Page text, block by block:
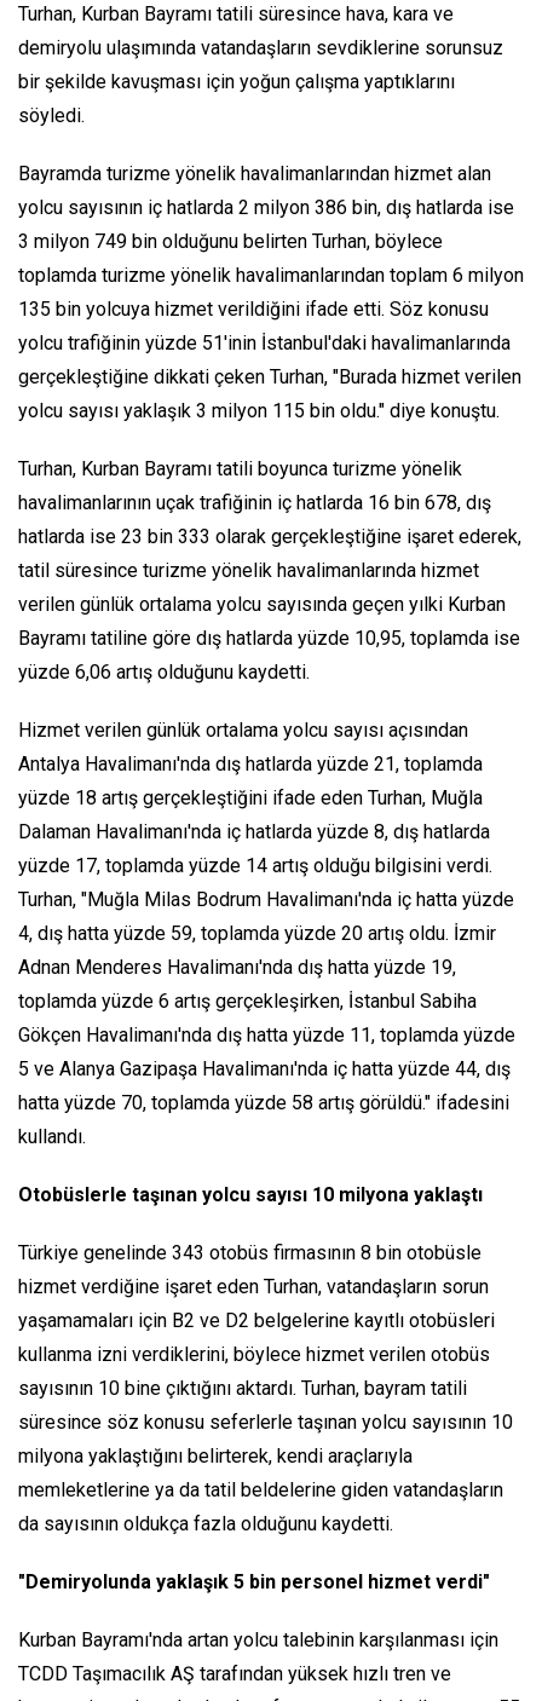
Turhan, Kurban Bayramı tatili süresince hava, kara ve
demiryolu ulaşımında vatandaşların sevdiklerine sorunsuz
bir şekilde kavuşması için yoğun çalışma yaptıklarını
söyledi.
Bayramda turizme yönelik havalimanlarından hizmet alan
yolcu sayısının iç hatlarda 2 milyon 386 bin, dış hatlarda ise
3 milyon 749 bin olduğunu belirten Turhan, böylece
toplamda turizme yönelik havalimanlarından toplam 6 milyon
135 bin yolcuya hizmet verildiğini ifade etti. Söz konusu
yolcu trafiğinin yüzde 51'inin İstanbul'daki havalimanlarında
gerçekleştiğine dikkati çeken Turhan, "Burada hizmet verilen
yolcu sayısı yaklaşık 3 milyon 115 bin oldu." diye konuştu.
Turhan, Kurban Bayramı tatili boyunca turizme yönelik
havalimanlarının uçak trafiğinin iç hatlarda 16 bin 678, dış
hatlarda ise 23 bin 333 olarak gerçekleştiğine işaret ederek,
tatil süresince turizme yönelik havalimanlarında hizmet
verilen günlük ortalama yolcu sayısında geçen yılki Kurban
Bayramı tatiline göre dış hatlarda yüzde 10,95, toplamda ise
yüzde 6,06 artış olduğunu kaydetti.
Hizmet verilen günlük ortalama yolcu sayısı açısından
Antalya Havalimanı'nda dış hatlarda yüzde 21, toplamda
yüzde 18 artış gerçekleştiğini ifade eden Turhan, Muğla
Dalaman Havalimanı'nda iç hatlarda yüzde 8, dış hatlarda
yüzde 17, toplamda yüzde 14 artış olduğu bilgisini verdi.
Turhan, "Muğla Milas Bodrum Havalimanı'nda iç hatta yüzde
4, dış hatta yüzde 59, toplamda yüzde 20 artış oldu. İzmir
Adnan Menderes Havalimanı'nda dış hatta yüzde 19,
toplamda yüzde 6 artış gerçekleşirken, İstanbul Sabiha
Gökçen Havalimanı'nda dış hatta yüzde 11, toplamda yüzde
5 ve Alanya Gazipaşa Havalimanı'nda iç hatta yüzde 44, dış
hatta yüzde 70, toplamda yüzde 58 artış görüldü." ifadesini
kullandı.
Otobüslerle taşınan yolcu sayısı 10 milyona yaklaştı
Türkiye genelinde 343 otobüs firmasının 8 bin otobüsle
hizmet verdiğine işaret eden Turhan, vatandaşların sorun
yaşamamaları için B2 ve D2 belgelerine kayıtlı otobüsleri
kullanma izni verdiklerini, böylece hizmet verilen otobüs
sayısının 10 bine çıktığını aktardı. Turhan, bayram tatili
süresince söz konusu seferlerle taşınan yolcu sayısının 10
milyona yaklaştığını belirterek, kendi araçlarıyla
memleketlerine ya da tatil beldelerine giden vatandaşların
da sayısının oldukça fazla olduğunu kaydetti.
"Demiryolunda yaklaşık 5 bin personel hizmet verdi"
Kurban Bayramı'nda artan yolcu talebinin karşılanması için
TCDD Taşımacılık AŞ tarafından yüksek hızlı tren ve